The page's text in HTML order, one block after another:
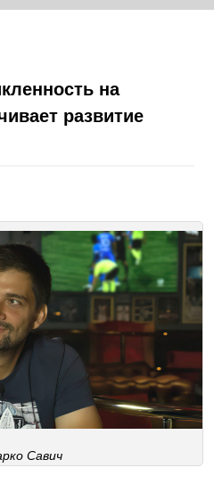
на
развитие
Савич